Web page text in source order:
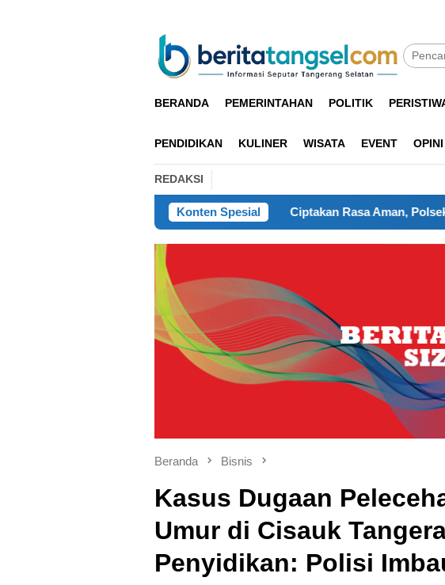
BERANDA PEMERINTAHAN POLITIK
PENDIDIKAN KULINER WISATA EVENT OPINI
REDAKSI
Konten Spesial
Ciptakan Rasa Aman, Polsek Kelapa Dua
Beranda Bisnis
Kasus Dugaan
Umur di Cisauk
Penyidikan: Polisi